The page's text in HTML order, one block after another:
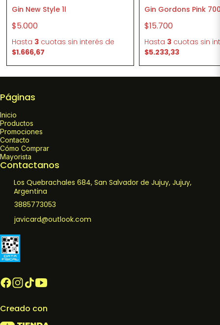
Gin New Style 1l
$5.000
Hasta 3cuotas sin interés de
$1.666,67
Gin Gordons Pink
$15.700
Hasta 3 cuotas sin
$5.233,33
Páginas
Inicio
Productos
Promociones
Contacto
Cómo Comprar
Mayorista
Contactanos
Los Quebrachales 684, San Salvador de Jujuy, Jujuy,
Argentina
3885773053
javicard@outlook.com
Creado con